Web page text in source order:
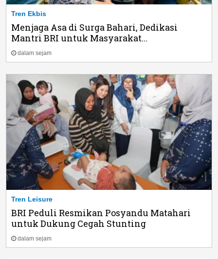
Tren Ekbis
Menjaga Asa di Surga Bahari, Dedikasi
Mantri BRI untuk Masyarakat...
dalam sejam
Tren Leisure
BRI Peduli Resmikan Posyandu Matahari
untuk Dukung Cegah Stunting
dalam sejam